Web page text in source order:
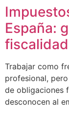
España:
Trabajar como
profesional,
de obligaciones
desconocen al